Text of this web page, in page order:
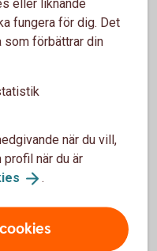
och
att hålla koll på in- och
planera för framtiden.
största
uppfattningar och
eller liknande
fungera för dig. Det
som förbättrar din
när du vill,
när du är
.